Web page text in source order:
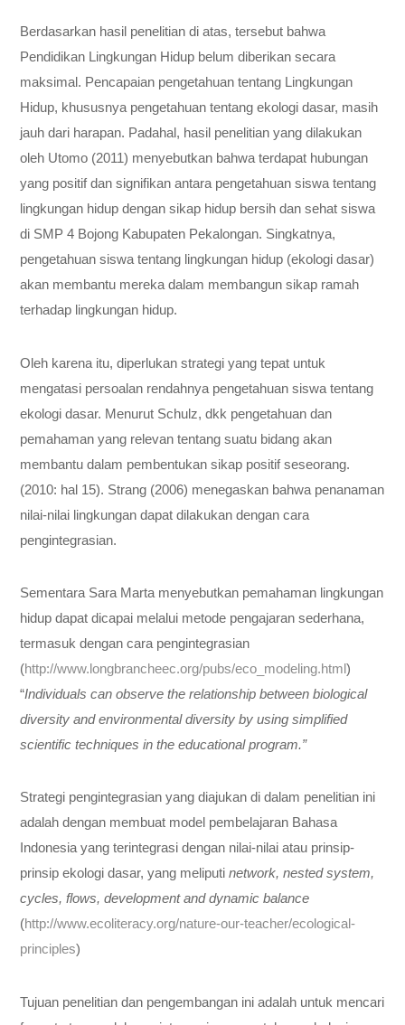
Berdasarkan hasil penelitian di atas, tersebut bahwa
Pendidikan Lingkungan Hidup belum diberikan secara
maksimal. Pencapaian pengetahuan tentang Lingkungan
Hidup, khususnya pengetahuan tentang ekologi dasar, masih
jauh dari harapan. Padahal, hasil penelitian yang dilakukan
oleh Utomo (2011) menyebutkan bahwa terdapat hubungan
yang positif dan signifikan antara pengetahuan siswa tentang
lingkungan hidup dengan sikap hidup bersih dan sehat siswa
di SMP 4 Bojong Kabupaten Pekalongan. Singkatnya,
pengetahuan siswa tentang lingkungan hidup (ekologi dasar)
akan membantu mereka dalam membangun sikap ramah
terhadap lingkungan hidup.
Oleh karena itu, diperlukan strategi yang tepat untuk
mengatasi persoalan rendahnya pengetahuan siswa tentang
ekologi dasar. Menurut Schulz, dkk pengetahuan dan
pemahaman yang relevan tentang suatu bidang akan
membantu dalam pembentukan sikap positif seseorang.
(2010: hal 15). Strang (2006) menegaskan bahwa penanaman
nilai-nilai lingkungan dapat dilakukan dengan cara
pengintegrasian.
Sementara Sara Marta menyebutkan pemahaman lingkungan
hidup dapat dicapai melalui metode pengajaran sederhana,
termasuk dengan cara pengintegrasian
(http://www.longbrancheec.org/pubs/eco_modeling.html)
“Individuals can observe the relationship between biological
diversity and environmental diversity by using simplified
scientific techniques in the educational program.”
Strategi pengintegrasian yang diajukan di dalam penelitian ini
adalah dengan membuat model pembelajaran Bahasa
Indonesia yang terintegrasi dengan nilai-nilai atau prinsip-
prinsip ekologi dasar, yang meliputinetwork, nested system,
cycles, flows, development and dynamic balance
(http://www.ecoliteracy.org/nature-our-teacher/ecological-
principles)
Tujuan penelitian dan pengembangan ini adalah untuk mencari